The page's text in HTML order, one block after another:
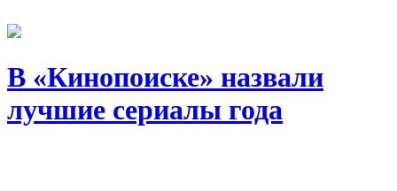
В «Кинопоиске» назвали
лучшие сериалы года